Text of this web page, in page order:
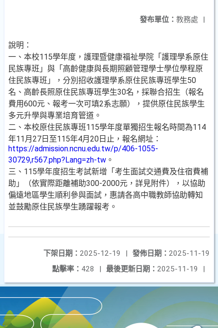
發布單位： 教務處 |
說明：
一、本校115學年度，護理暨健康福祉學院「護理學系原住
民族專班」與「高齡健康與長期照顧管理學士學位學程原
住民族專班」，分別招收護理學系原住民族專班學生50
名、高齡長照原住民族專班學生30名，採聯合招生（報名
費用600元、報考一次可填2系志願），提供原住民族學生
多元升學與專業培育管道。
二、本校原住民族專班115學年度單獨招生報名時間為114
年11月27日至115年4月20日止，報名網址：
https://admission.ncnu.edu.tw/p/406-1055-
30729,r567.php?Lang=zh-tw 。
三、115學年度招生考試新增「考生面試交通費及住宿費補
助」（依實際距離補助300-2000元，詳見附件），以協助
偏遠地區學生順利參與面試，惠請各高中職教師協助轉知
並鼓勵原住民族學生踴躍報考。
發佈日期： 2025-11-19
下架日期： 2025-12-19
|
最後更新日期： 2025-11-19 |
點擊率： 428 |